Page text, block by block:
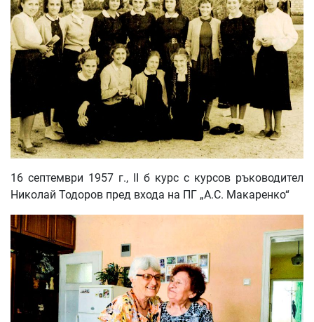
16 септември 1957 г., II б курс с курсов ръководител
Николай Тодоров пред входа на ПГ „А.С. Макаренко“